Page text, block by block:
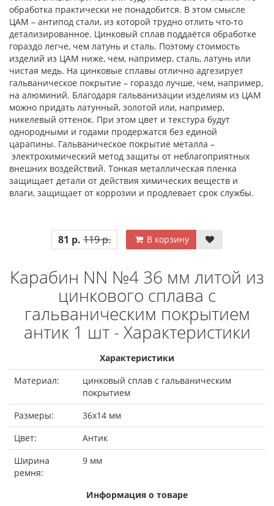
обработка практически не понадобится. В этом смысле
ЦАМ – антипод стали, из которой трудно отлить что-то
детализированное. Цинковый сплав поддаётся обработке
гораздо легче, чем латунь и сталь. Поэтому стоимость
изделий из ЦАМ ниже, чем, например, сталь, латунь или
чистая медь. На цинковые сплавы отлично адгезирует
гальваническое покрытие – гораздо лучше, чем, например,
на алюминий. Благодаря гальванизации изделиям из ЦАМ
можно придать латунный, золотой или, например,
никелевый оттенок. При этом цвет и текстура будут
однородными и годами продержатся без единой
царапины. Гальваническое покрытие металла –
электрохимический метод защиты от неблагоприятных
внешних воздействий. Тонкая металлическая пленка
защищает детали от действия химических веществ и
влаги, защищает от коррозии и продлевает срок службы.
81 р. 119 р. В корзину
Карабин NN №4 36 мм литой из
цинкового сплава с
гальваническим покрытием
антик 1 шт - Характеристики
Характеристики
Материал:
цинковый сплав с гальваническим
покрытием
Размеры:
36х14 мм
Цвет:
Антик
Ширина
ремня:
9 мм
Информация о товаре